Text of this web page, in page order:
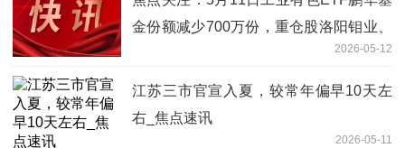
金份额减少700万份，重仓股洛阳钼业、
2026-05-12
江苏三市官宣入夏，较常年偏早10天左
右_焦点速讯
2026-05-11